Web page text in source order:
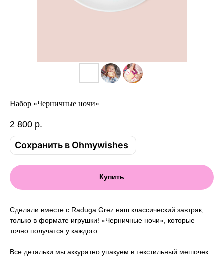
Набор «Черничные ночи»
2 800 р.
Сохранить в Ohmywishes
Купить
Сделали вместе с Raduga Grez наш классический завтрак,
только в формате игрушки! «Черничные ночи», которые
точно получатся у каждого.
Все детальки мы аккуратно упакуем в текстильный мешочек